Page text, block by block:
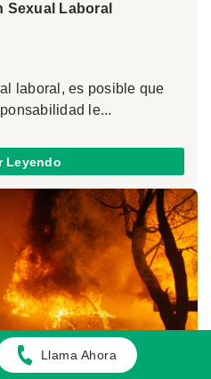
Sexual Laboral
laboral, es posible que
le...
Leyendo
Llama Ahora